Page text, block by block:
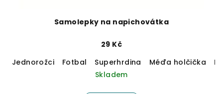
Samolepky na napichovátka
29 Kč
Jednorožci
Fotbal Superhrdina Méďa holčička
Skladem